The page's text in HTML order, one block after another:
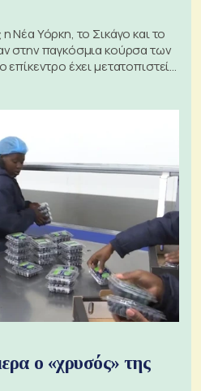
Νέα Υόρκη, το Σικάγο και το
στην παγκόσμια κούρσα των
έχει μετατοπιστεί
ο «χρυσός» της